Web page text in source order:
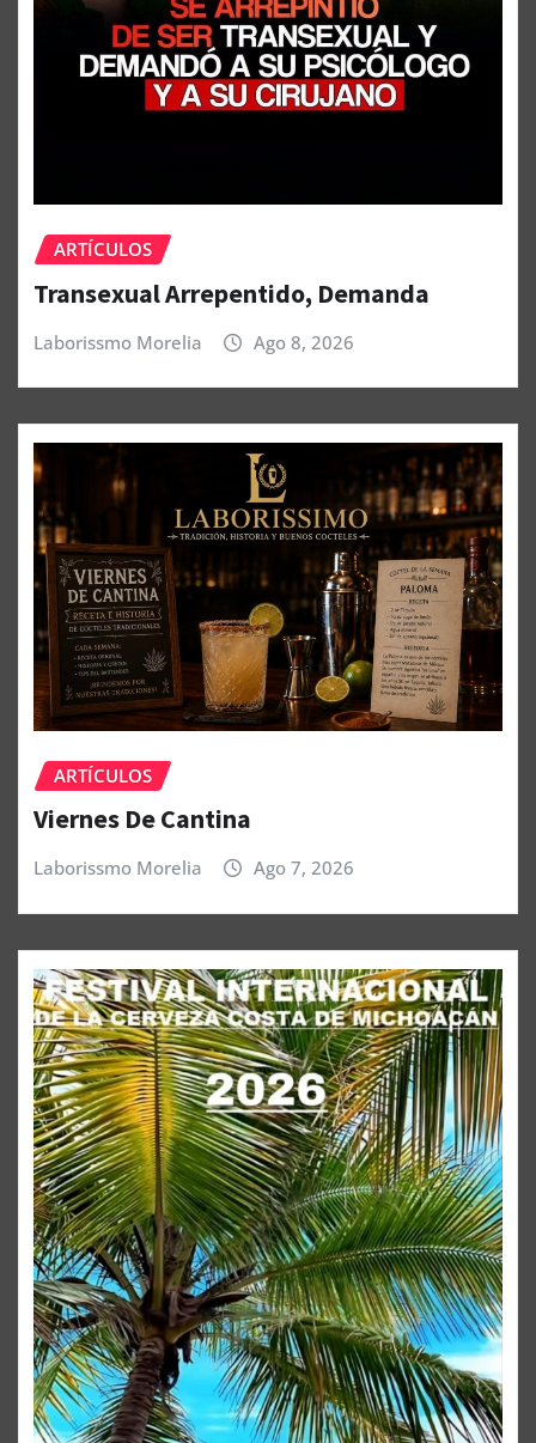
ARTÍCULOS
Transexual Arrepentido, Demanda
Laborissmo Morelia Ago 8, 2026
ARTÍCULOS
Viernes De Cantina
Laborissmo Morelia Ago 7, 2026